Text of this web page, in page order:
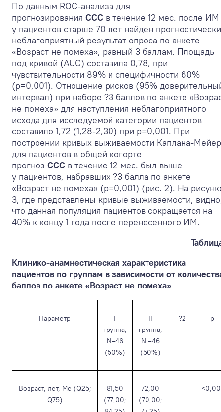
По данным ROC-анализа для
прогнозирования ССС в течение 12 мес. после ИМ
у пациентов старше 70 лет найден
неблагоприятный результат опроса по анкете
«Возраст не помеха», равный 3 баллам. Площадь
под кривой (AUC) составила 0,78, при
чувствительности 89% и специфичности 60%
(p=0,001). Отношение рисков (95%
интервал) при наборе ?3 баллов по анкете
не помеха» для наступления неблагоприятного
исхода для исследуемой категории пациентов
составило 1,72 (1,28-2,30) при p=0,001. При
построении кривых выживаемости Каплана-
для пациентов в общей когорте
прогноз ССС в течение 12 мес. был выше
у пациентов, набравших ?3 балла по анкете
«Возраст не помеха» (p=0,001) (рис. 2). На
3, где представлены кривые выживаемости,
что данная популяция пациентов сокращается на
40% к концу 1 года после перенесенного ИМ.
Клинико-анамнестическая характеристика
пациентов по группам в зависимости от
баллов по анкете «Возраст не помеха»
Параметр
I
группа,
N=46
(50%)
II
группа,
N =46
(50%)
?2 p
Возраст, лет, Ме (Q25;
Q75)
81,50
(77,00;
72,00
(70,00;